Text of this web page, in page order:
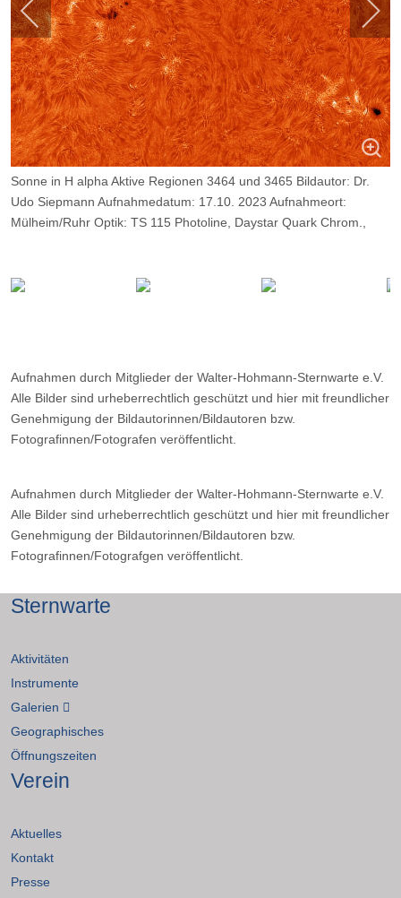
Sonne in H alpha Aktive Regionen 3464 und 3465 Bildautor: Dr.
Udo Siepmann Aufnahmedatum: 17.10. 2023 Aufnahmeort:
Mülheim/Ruhr Optik: TS 115 Photoline, Daystar Quark Chrom.,
Aufnahmen durch Mitglieder der Walter-Hohmann-Sternwarte e.V.
Alle Bilder sind urheberrechtlich geschützt und hier mit freundlicher
Genehmigung der Bildautorinnen/Bildautoren bzw.
Fotografinnen/Fotografen veröffentlicht.
Aufnahmen durch Mitglieder der Walter-Hohmann-Sternwarte e.V.
Alle Bilder sind urheberrechtlich geschützt und hier mit freundlicher
Genehmigung der Bildautorinnen/Bildautoren bzw.
Fotografinnen/Fotografgen veröffentlicht.
Sternwarte
Aktivitäten
Instrumente
Galerien
Geographisches
Öffnungszeiten
Verein
Aktuelles
Kontakt
Presse